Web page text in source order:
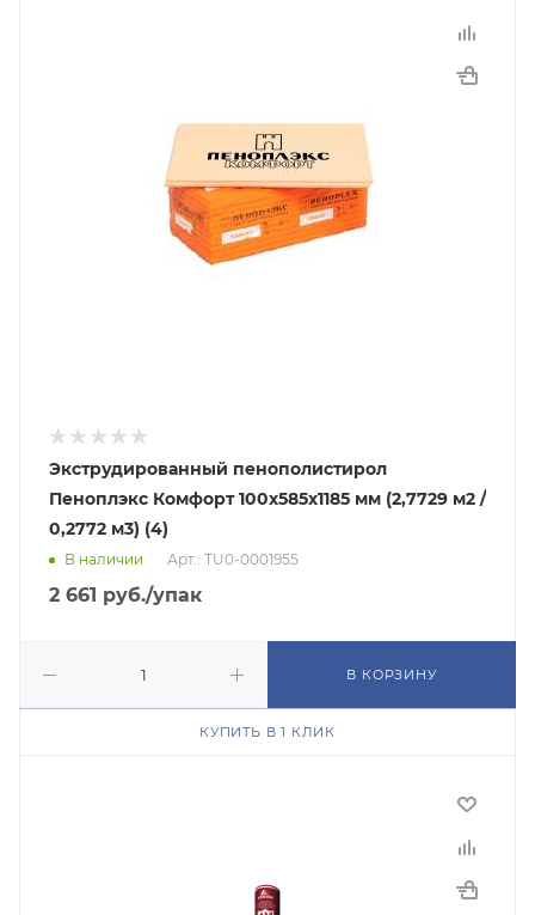
Экструдированный пенополистирол
Пеноплэкс Комфорт 100х585х1185 мм (2,7729 м2 /
0,2772 м3) (4)
В наличии Арт.: TU0-0001955
2 661 руб./упак
В КОРЗИНУ
КУПИТЬ В 1 КЛИК